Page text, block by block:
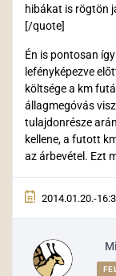
hibákat is rögtön
[/quote]
Én is pontosan
lefényképezve
költsége a km
állagmegóvás
tulajdonrésze
kellene, a futott
az árbevétel. Ezt
2014.01.20.-